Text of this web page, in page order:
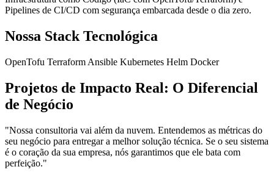
Pipelines de CI/CD com segurança embarcada desde o dia zero.
Nossa Stack Tecnológica
OpenTofu Terraform Ansible Kubernetes Helm Docker
Projetos de Impacto Real: O Diferencial
de Negócio
"Nossa consultoria vai além da nuvem. Entendemos as métricas do
seu negócio para entregar a melhor solução técnica. Se o seu sistema
é o coração da sua empresa, nós garantimos que ele bata com
perfeição."